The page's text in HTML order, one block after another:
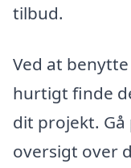
tilbud.
Ved at
hurtigt finde
dit projekt. Gå
oversigt over